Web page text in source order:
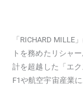
「RICHARD
トを務めたリシャ
計を超越した「エ
F1や航空宇宙産業